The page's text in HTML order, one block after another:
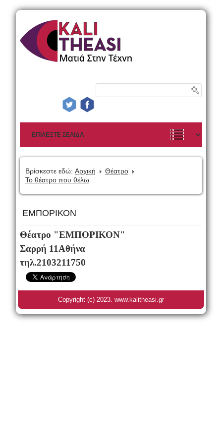
Βρίσκεστε εδώ: Αρχική
Θέατρο
Το θέατρο που θέλω
ΕΜΠΟΡΙΚΟΝ
Θέατρο "ΕΜΠΟΡΙΚΟΝ"
Σαρρή 11Αθήνα
τηλ.2103211750
Copyright (c) 2023. www.kalitheasi.gr